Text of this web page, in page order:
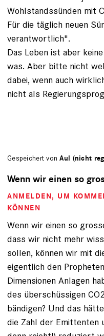
Wohlstandssünden mit
Für die täglich neuen
verantwortlich".
Das Leben ist aber
was. Aber bitte nicht
dabei, wenn auch
nicht als
Gespeichert vonAul (nicht
Wenn wir einen so
ANMELDEN, UM
KÖNNEN
Wenn wir einen so
dass wir nicht mehr
sollen, können wir mit
eigentlich den
Dimensionen Anlagen
des überschüssigen
bändigen? Und das
die Zahl der Emittenten